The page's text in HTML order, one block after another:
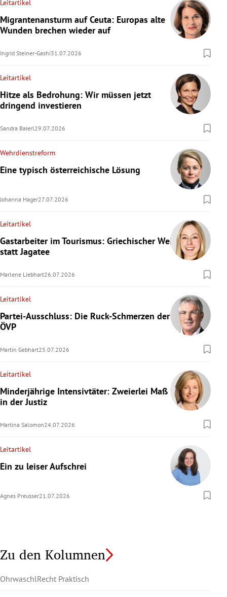
Leitartikel
Migrantenansturm auf Ceuta: Europas alte
Wunden brechen wieder auf
Ingrid Steiner-Gashi31.07.2026
Leitartikel
Hitze als Bedrohung: Wir müssen jetzt
dringend investieren
Sandra Baierl29.07.2026
Wehrdienstreform
Eine typisch österreichische Lösung
Johanna Hager27.07.2026
Leitartikel
Gastarbeiter im Tourismus: Griechischer Wein
statt Jagatee
Marlene Liebhart26.07.2026
Leitartikel
Partei-Ausschluss: Die Ruck-Schmerzen der
ÖVP
Martin Gebhart25.07.2026
Leitartikel
Minderjährige Intensivtäter: Zweierlei Maß
in der Justiz
Martina Salomon24.07.2026
Leitartikel
Ein zu leiser Aufschrei
Agnes Preusser21.07.2026
Zu den Kolumnen
OhrwaschlRecht Praktisch